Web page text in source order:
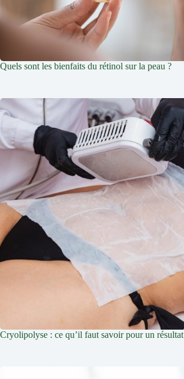
Quels sont les bienfaits du rétinol sur la peau ?
Cryolipolyse : ce qu’il faut savoir pour un